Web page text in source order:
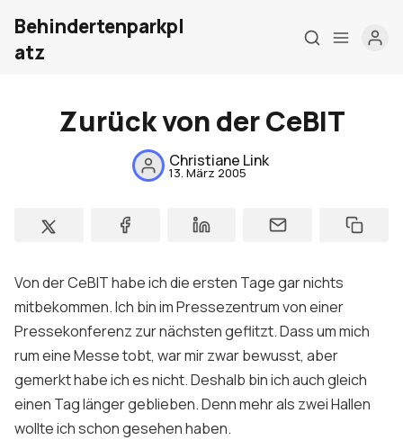
Home
Meine Firma
London Barrierefrei
Kontakt
Sign up
Behindertenparkpl
atz
Zurück von der CeBIT
Christiane Link
13. März 2005
Von der CeBIT habe ich die ersten Tage gar nichts
mitbekommen. Ich bin im Pressezentrum von einer
Pressekonferenz zur nächsten geflitzt. Dass um mich
rum eine Messe tobt, war mir zwar bewusst, aber
gemerkt habe ich es nicht. Deshalb bin ich auch gleich
einen Tag länger geblieben. Denn mehr als zwei Hallen
wollte ich schon gesehen haben.